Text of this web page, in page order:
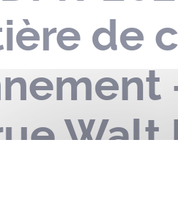
de
Walt
2024